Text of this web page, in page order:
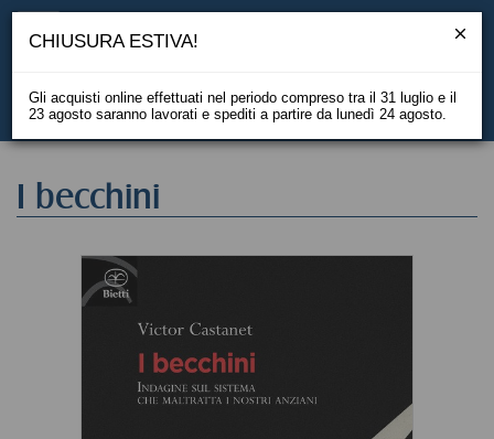
EN
I becchini
CHIUSURA ESTIVA!
Gli acquisti online effettuati nel periodo compreso tra il 31 luglio e il
23 agosto saranno lavorati e spediti a partire da lunedì 24 agosto.